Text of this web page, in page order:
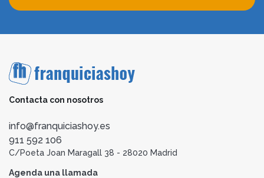
Contacta con nosotros
info@franquiciashoy.es
911 592 106
C/Poeta Joan Maragall 38 - 28020 Madrid
Agenda una llamada